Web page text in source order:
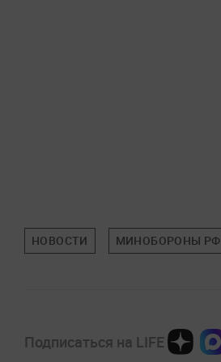
НОВОСТИ МИНОБОРОНЫ РФ
Подписаться на LIFE